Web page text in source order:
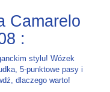
Camarelo
: